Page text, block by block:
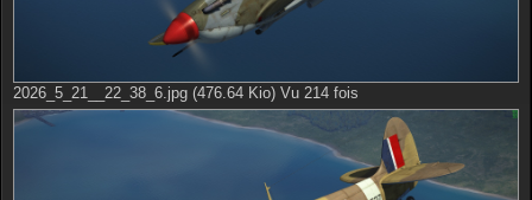
2026_5_21__22_38_6.jpg (476.64 Kio) Vu 214 fois